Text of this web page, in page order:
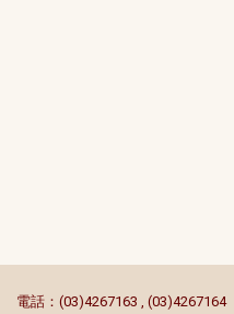
電話：(03)4267163 , (03)4267164